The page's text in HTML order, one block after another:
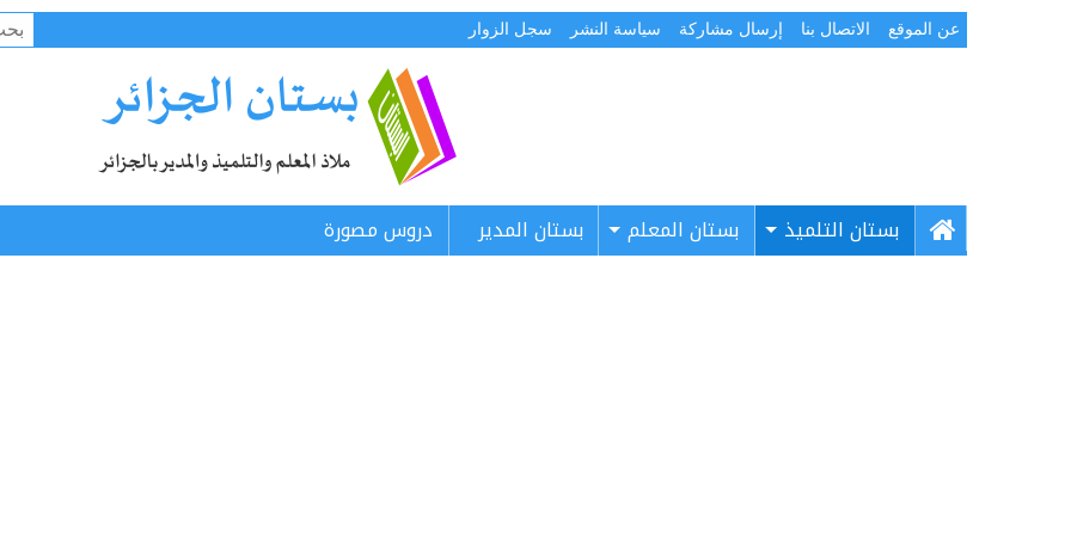
عن الموقع الاتصال بنا إرسال مشاركة سياسة النشر سجل الزوار
عن:
بستان التلميذ بستان المعلم بستان المدير دروس مصورة